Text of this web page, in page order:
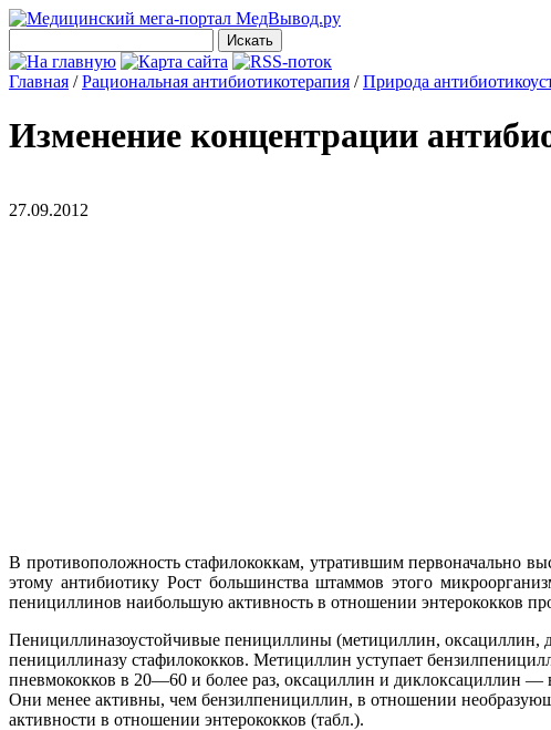
Главная /Рациональная антибиотикотерапия /Природа
Изменение концентрации
27.09.2012
В противоположность стафилококкам, утратившим первоначально
этому антибиотику Рост большинства штаммов этого
пенициллинов наибольшую активность в отношении энтерококков
Пенициллиназоустойчивые пенициллины (метициллин,
пенициллиназу стафилококков. Метициллин уступает
пневмококков в 20—60 и более раз, оксациллин и диклоксациллин
Они менее активны, чем бензилпенициллин, в отношении
активности в отношении энтерококков (табл.).